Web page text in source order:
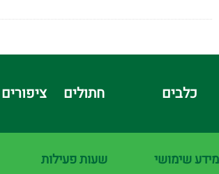
כלבים חתולים ציפורים
מידע שימושי שעות פעילות